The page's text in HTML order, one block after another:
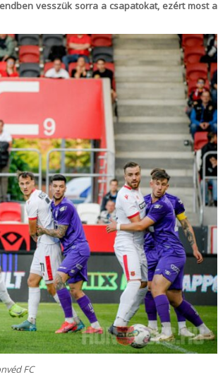
vesszük sorra a csapatokat, ezért most a
FC